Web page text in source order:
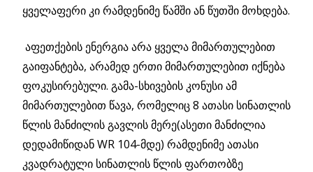
ყველაფერი კი რამდენიმე წამში ან წუთში მოხდება.
აფეთქების ენერგია არა ყველა მიმართულებით
გაიფანტება, არამედ ერთი მიმართულებით იქნება
ფოკუსირებული. გამა-სხივების კონუსი ამ
მიმართულებით წავა, რომელიც 8 ათასი სინათლის
წლის მანძილის გავლის მერე(ასეთი მანძილია
დედამიწიდან WR 104-მდე) რამდენიმე ათასი
კვადრატული სინათლის წლის ფართობზე